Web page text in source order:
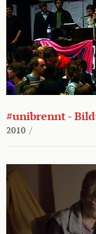
#unibrennt -
2010 /